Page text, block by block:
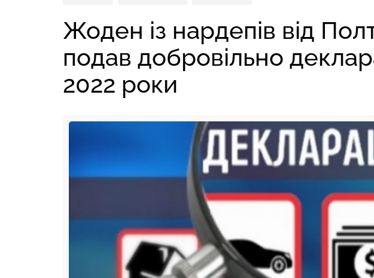
Жоден із нардепів від
подав добровільно
2022 роки